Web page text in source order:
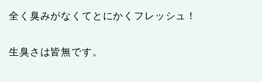
全く臭みがなくてとにかくフレッシュ！
生臭さは皆無です。